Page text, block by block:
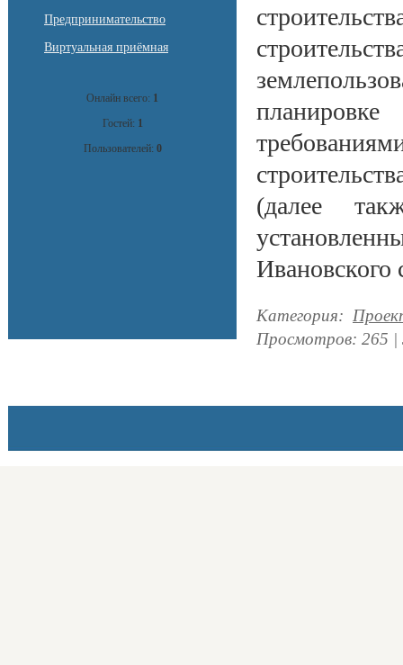
Предпринимательство
Виртуальная приёмная
Онлайн всего: 1
Гостей: 1
Пользователей: 0
(далее
Ивановского
Категория:
Просмотров: 265 |